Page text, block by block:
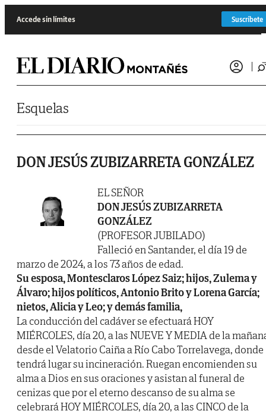
Accede sin límites Suscríbete
Esquelas
DON JESÚS ZUBIZARRETA GONZÁLEZ
EL SEÑOR
DON JESÚS ZUBIZARRETA
GONZÁLEZ
(PROFESOR JUBILADO)
Falleció en Santander, el día 19 de
marzo de 2024, a los 73 años de edad.
Su esposa, Montesclaros López Saiz; hijos, Zulema y
Álvaro; hijos políticos, Antonio Brito y Lorena García;
nietos, Alicia y Leo; y demás familia,
La conducción del cadáver se efectuará HOY
MIÉRCOLES, día 20, a las NUEVE Y MEDIA de la
desde el Velatorio Caiña a Río Cabo Torrelavega, donde
tendrá lugar su incineración. Ruegan encomienden su
alma a Dios en sus oraciones y asistan al funeral de
cenizas que por el eterno descanso de su alma se
celebrará HOY MIÉRCOLES, día 20, a las CINCO de la